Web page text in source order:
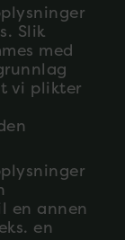
Slik
med
vi plikter
en annen
en